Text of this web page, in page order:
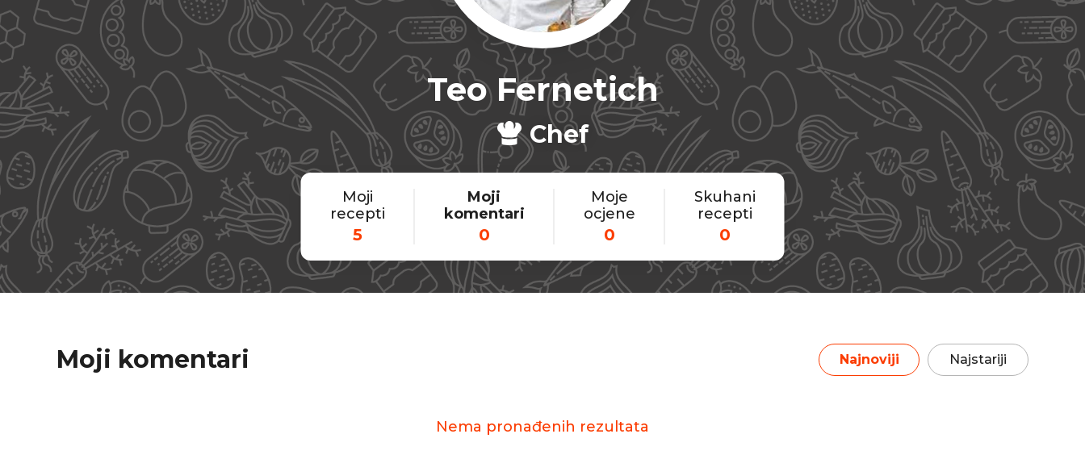
Teo Fernetich
Chef
Moji
recepti
5
Moji
komentari
0
Moje
ocjene
0
Skuhani
recepti
0
Moji komentari Najnoviji Najstariji
Nema pronađenih rezultata